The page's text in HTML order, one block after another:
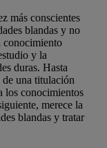
más conscientes
blandas y no
conocimiento
y la
duras. Hasta
de una titulación
los conocimientos
merece la
blandas y tratar